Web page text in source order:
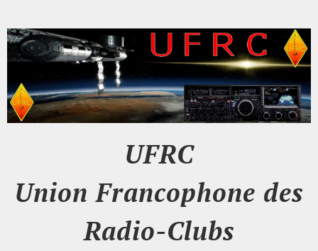
UFRC
Union Francophone des
Radio-Clubs